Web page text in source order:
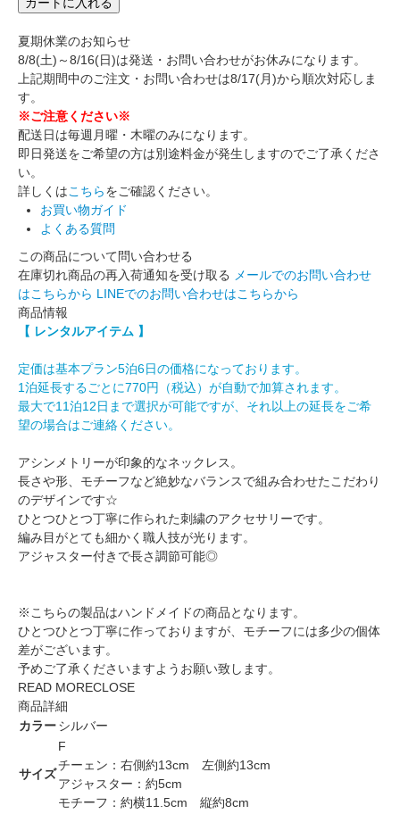
夏期休業のお知らせ
8/8(土)～8/16(日)は発送・お問い合わせがお休みになります。
上記期間中のご注文・お問い合わせは8/17(月)から順次対応しま
す。
※ご注意ください※
配送日は毎週月曜・木曜のみになります。
即日発送をご希望の方は別途料金が発生しますのでご了承くださ
い。
詳しくはこちらをご確認ください。
お買い物ガイド
よくある質問
この商品について問い合わせる
在庫切れ商品の再入荷通知を受け取る
メールでのお問い合わせ
はこちらから LINEでのお問い合わせはこちらから
商品情報
【 レンタルアイテム 】
定価は基本プラン5泊6日の価格になっております。
1泊延長するごとに770円（税込）が自動で加算されます。
最大で11泊12日まで選択が可能ですが、それ以上の延長をご希
望の場合はご連絡ください。
アシンメトリーが印象的なネックレス。
長さや形、モチーフなど絶妙なバランスで組み合わせたこだわり
のデザインです☆
ひとつひとつ丁寧に作られた刺繍のアクセサリーです。
編み目がとても細かく職人技が光ります。
アジャスター付きで長さ調節可能◎
※こちらの製品はハンドメイドの商品となります。
ひとつひとつ丁寧に作っておりますが、モチーフには多少の個体
差がございます。
予めご了承くださいますようお願い致します。
READ MORECLOSE
商品詳細
カラーシルバー
サイズ
F
チーェン：右側約13cm 左側約13cm
アジャスター：約5cm
モチーフ：約横11.5cm 縦約8cm